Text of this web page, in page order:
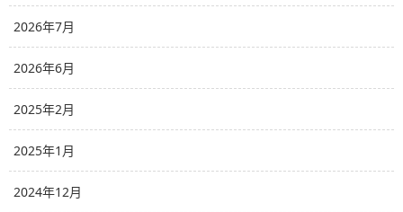
2026年7月
2026年6月
2025年2月
2025年1月
2024年12月